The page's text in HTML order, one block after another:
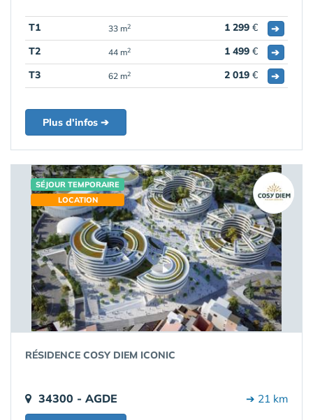
T1 33 m2 1 299 €
➔
T2
44 m2 1 499 €
➔
T3
62 m2 2 019 € ➔
Plus d'infos ➔
SÉJOUR TEMPORAIRE
LOCATION
RÉSIDENCE COSY DIEM ICONIC
34300 - AGDE ➔ 21 km